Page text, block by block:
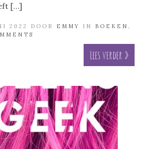
[…]
2022 DOOR EMMY IN BOEKEN
Lees verder »